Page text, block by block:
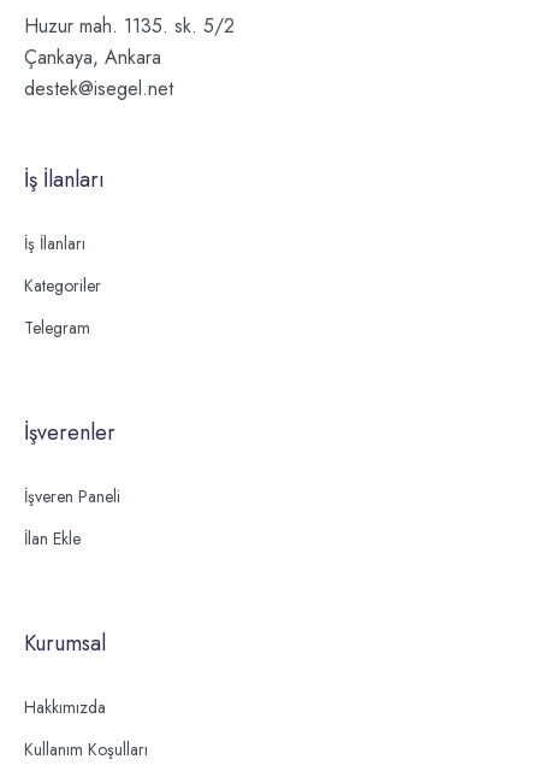
Huzur mah. 1135. sk. 5/2
Çankaya, Ankara
destek@isegel.net
İş İlanları
İş İlanları
Kategoriler
Telegram
İşverenler
İşveren Paneli
İlan Ekle
Kurumsal
Hakkımızda
Kullanım Koşulları